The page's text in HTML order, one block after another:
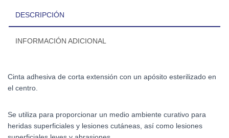
DESCRIPCIÓN
INFORMACIÓN ADICIONAL
Cinta adhesiva de corta extensión con un apósito esterilizado en
el centro.
Se utiliza para proporcionar un medio ambiente curativo para
heridas superficiales y lesiones cutáneas, así como lesiones